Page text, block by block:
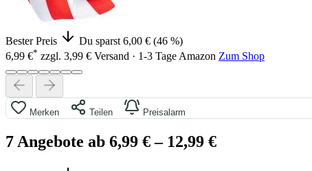
Bester Preis
Du sparst 6,00 € (46 %)
6,99 €* zzgl. 3,99 € Versand · 1-3 Tage Amazon Zum Shop
Merken Teilen Preisalarm
7 Angebote ab 6,99 €– 12,99 €